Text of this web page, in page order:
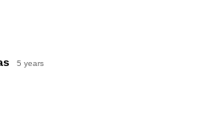
5 years